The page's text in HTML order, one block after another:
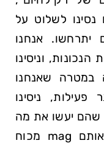
לשלוט על
יתרחשו. אנחנו
וניסינו
במטרה שאנחנו
ניסינו
שהם יעשו את מה
שרצינו, או שנעלם למרחקים אותם mag מכוח